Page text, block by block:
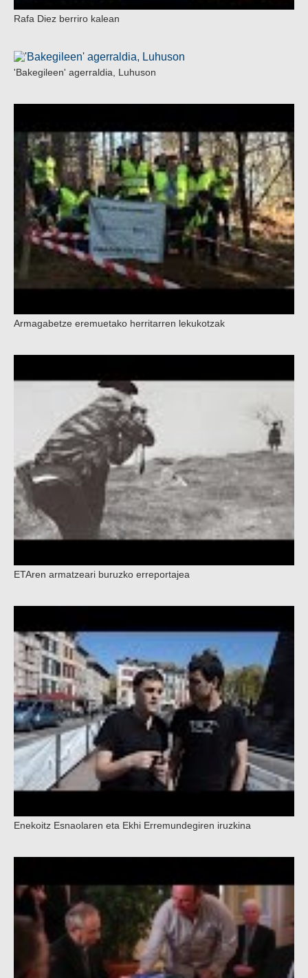
Rafa Diez berriro kalean
'Bakegileen' agerraldia, Luhuson
Armagabetze eremuetako herritarren lekukotzak
ETAren armatzeari buruzko erreportajea
Enekoitz Esnaolaren eta Ekhi Erremundegiren iruzkina